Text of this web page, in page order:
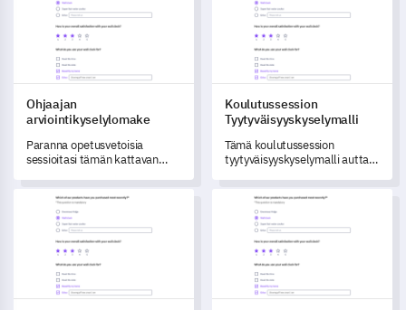
Ohjaajan
arviointikyselylomake
Paranna opetusvetoisia
sessioitasi tämän kattavan
suunniteltu arvioimaan
opettajan tehokkuutta ja
kurssin merkityksellisyyttä.
Koulutussession
Tyytyväisyyskyselymalli
Tämä koulutussession
tyytyväisyyskyselymalli auttaa
koulutusohjelmiesi
tehokkuuden arvioimiseksi.
Kampuskoulutuksen ilmastokyselylomake
Asiakaspalvelun